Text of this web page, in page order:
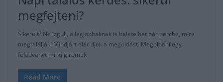
megfejteni?
Sikerült? Ne izgulj, a legjobbaknak is beletelhet pár percbe, mire
megtalálják! Mindjárt eláruljuk a megoldást. Megoldani egy
feladványt mindig remek
Read More